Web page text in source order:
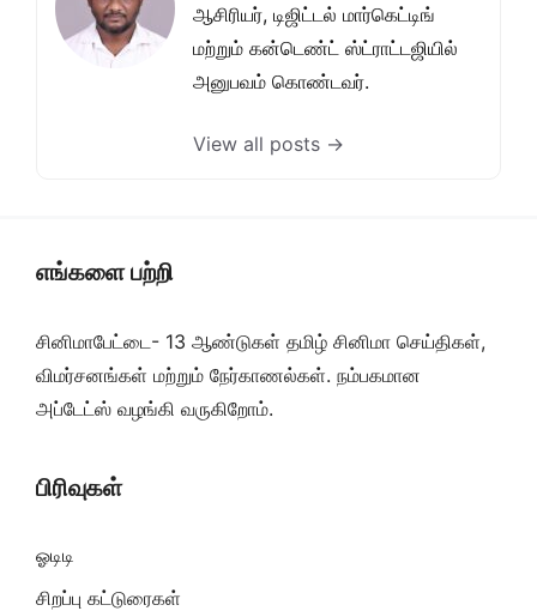
ஆசிரியர், டிஜிட்டல் மார்கெட்டிங்
மற்றும் கன்டெண்ட் ஸ்ட்ராட்டஜியில்
அனுபவம் கொண்டவர்.
View all posts →
எங்களை பற்றி
சினிமாபேட்டை- 13 ஆண்டுகள் தமிழ் சினிமா செய்திகள்,
விமர்சனங்கள் மற்றும் நேர்காணல்கள். நம்பகமான
அப்டேட்ஸ் வழங்கி வருகிறோம்.
பிரிவுகள்
ஓடிடி
சிறப்பு கட்டுரைகள்